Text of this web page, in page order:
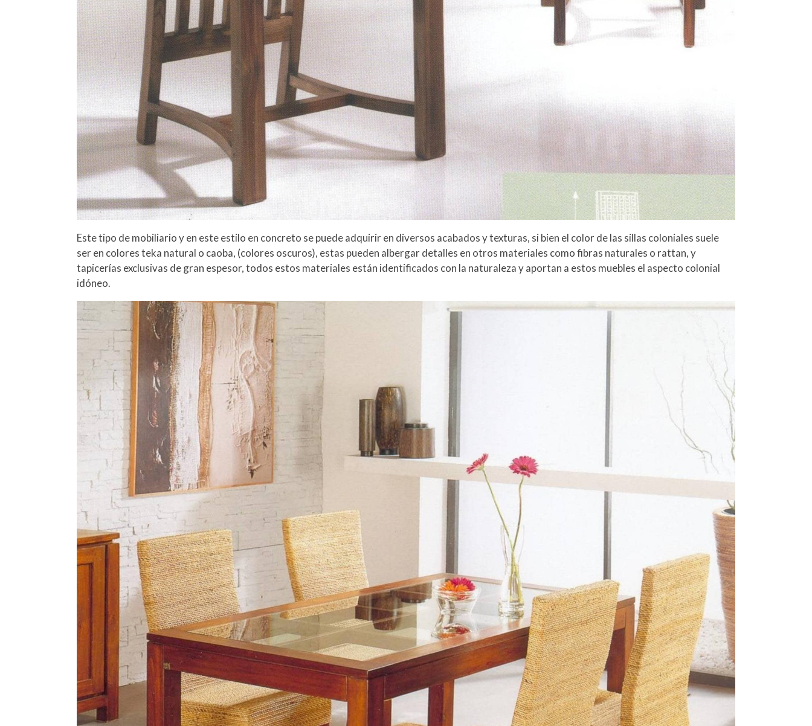
Este tipo de mobiliario y en este estilo en concreto se puede adquirir en diversos acabados y texturas, si bien el color de las sillas coloniales suele
ser en colores teka natural o caoba, (colores oscuros), estas pueden albergar detalles en otros materiales como fibras naturales o rattan, y
tapicerías exclusivas de gran espesor, todos estos materiales están identificados con la naturaleza y aportan a estos muebles el aspecto colonial
idóneo.